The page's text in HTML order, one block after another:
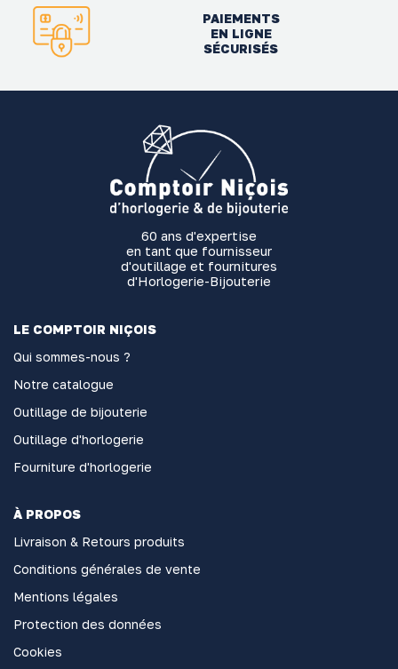
PAIEMENTS
EN LIGNE
SÉCURISÉS
60 ans d'expertise
en tant que fournisseur
d'outillage et fournitures
d'Horlogerie-Bijouterie
LE COMPTOIR NIÇOIS
Qui sommes-nous ?
Notre catalogue
Outillage de bijouterie
Outillage d'horlogerie
Fourniture d'horlogerie
À PROPOS
Livraison & Retours produits
Conditions générales de vente
Mentions légales
Protection des données
Cookies